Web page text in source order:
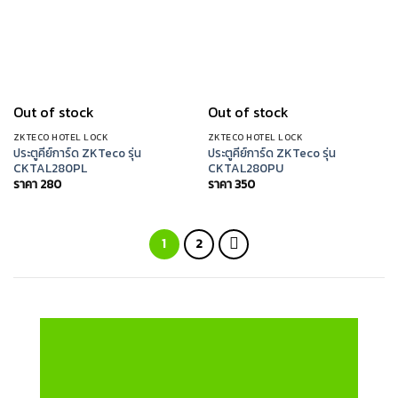
Out of stock
ZKTECO HOTEL LOCK
ประตูคีย์การ์ด ZKTeco รุ่น
CKTAL280PL
ราคา 280
Out of stock
ZKTECO HOTEL LOCK
ประตูคีย์การ์ด ZKTeco รุ่น
CKTAL280PU
ราคา350
1 2